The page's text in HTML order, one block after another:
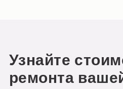
Узнайте
ремонта